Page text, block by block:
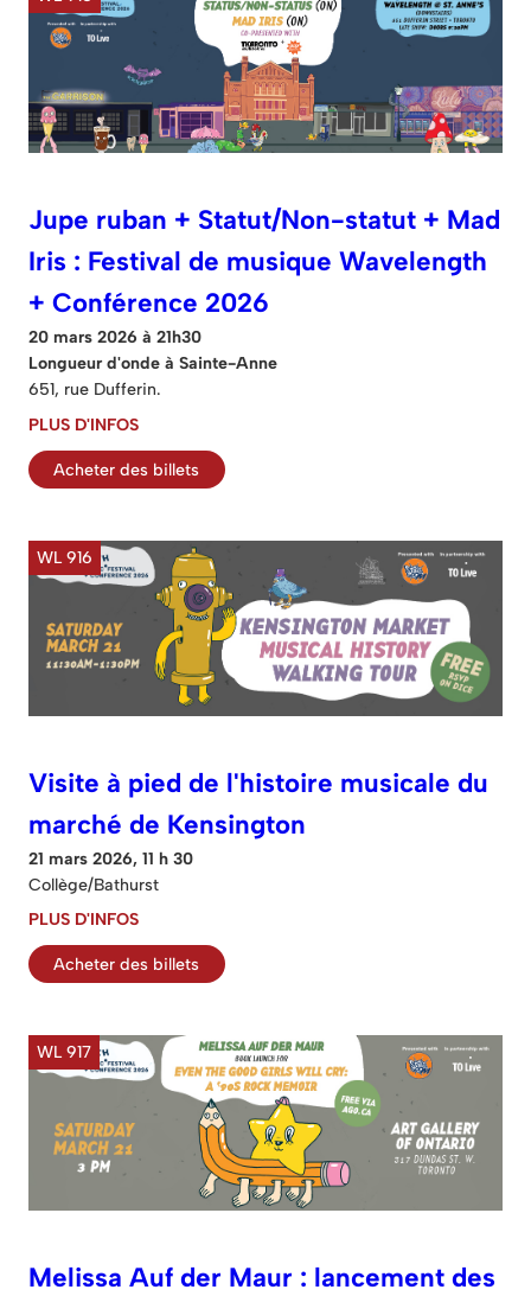
Jupe ruban + Statut/Non-statut + Mad
Iris : Festival de musique Wavelength
+ Conférence 2026
20 mars 2026 à 21h30
Longueur d'onde à Sainte-Anne
651, rue Dufferin.
PLUS D'INFOS
Acheter des billets
WL 916
Visite à pied de l'histoire musicale du
marché de Kensington
21 mars 2026, 11 h 30
Collège/Bathurst
PLUS D'INFOS
Acheter des billets
WL 917
Melissa Auf der Maur : lancement des